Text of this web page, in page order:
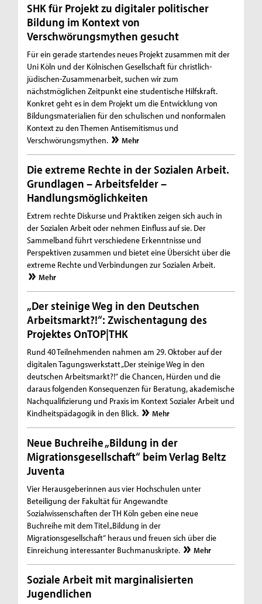
SHK für Projekt zu digitaler politischer
Bildung im Kontext von
Verschwörungsmythen gesucht
Für ein gerade startendes neues Projekt zusammen mit der
Uni Köln und der Kölnischen Gesellschaft für christlich-
jüdischen-Zusammenarbeit, suchen wir zum
nächstmöglichen Zeitpunkt eine studentische Hilfskraft.
Konkret geht es in dem Projekt um die Entwicklung von
Bildungsmaterialien für den schulischen und nonformalen
Kontext zu den Themen Antisemitismus und
Verschwörungsmythen.
Mehr
Die extreme Rechte in der Sozialen Arbeit.
Grundlagen – Arbeitsfelder –
Handlungsmöglichkeiten
Extrem rechte Diskurse und Praktiken zeigen sich auch in
der Sozialen Arbeit oder nehmen Einfluss auf sie. Der
Sammelband führt verschiedene Erkenntnisse und
Perspektiven zusammen und bietet eine Übersicht über die
extreme Rechte und Verbindungen zur Sozialen Arbeit.
Mehr
„Der steinige Weg in den Deutschen
Arbeitsmarkt?!“: Zwischentagung des
Projektes OnTOP|THK
Rund 40 Teilnehmenden nahmen am 29. Oktober auf der
digitalen Tagungswerkstatt „Der steinige Weg in den
deutschen Arbeitsmarkt?!“ die Chancen, Hürden und die
daraus folgenden Konsequenzen für Beratung, akademische
Nachqualifizierung und Praxis im Kontext Sozialer Arbeit und
Kindheitspädagogik in den Blick.
Mehr
Neue Buchreihe „Bildung in der
Migrationsgesellschaft“ beim Verlag Beltz
Juventa
Vier Herausgeberinnen aus vier Hochschulen unter
Beteiligung der Fakultät für Angewandte
Sozialwissenschaften der TH Köln geben eine neue
Buchreihe mit dem Titel „Bildung in der
Migrationsgesellschaft“ heraus und freuen sich über die
Einreichung interessanter Buchmanuskripte.
Mehr
Soziale Arbeit mit marginalisierten
Jugendlichen